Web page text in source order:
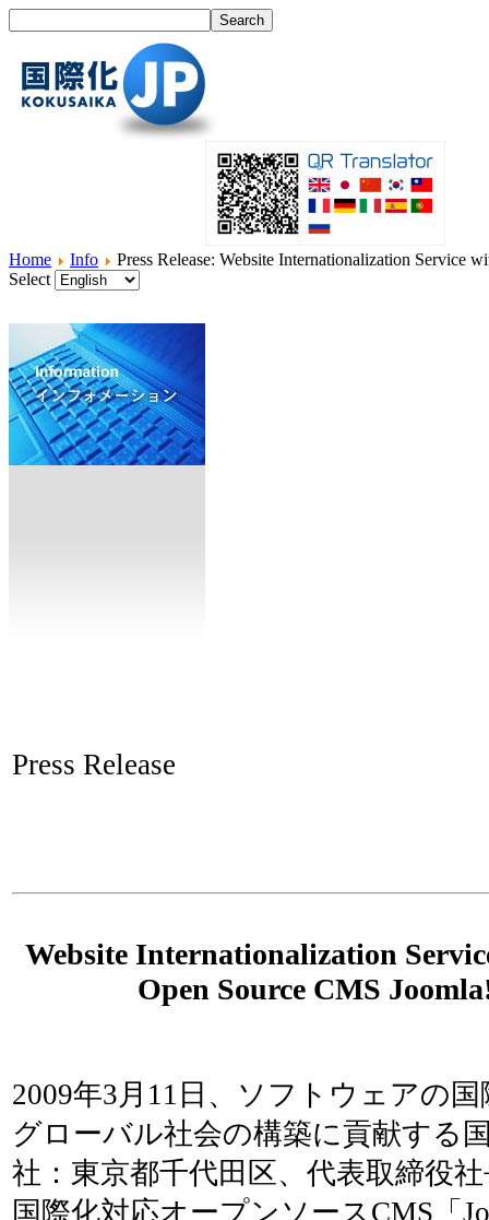
Home Info
Press Release: Website Internationalization Service
Select
Press Release
Website Internationalization
Open Source CMS
2009年3月11日、ソフトウェアの
グローバル社会の構築に貢献する
社：東京都千代田区、代表取締役
国際化対応オープンソースCMS「